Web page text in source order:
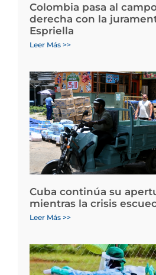
Colombia pasa al
derecha con la
Espriella
Leer Más >>
Cuba continúa su
mientras la crisis
Leer Más >>